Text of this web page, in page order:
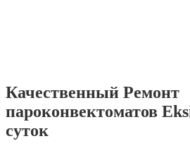
Качественный Ремонт
пароконвектоматов
суток